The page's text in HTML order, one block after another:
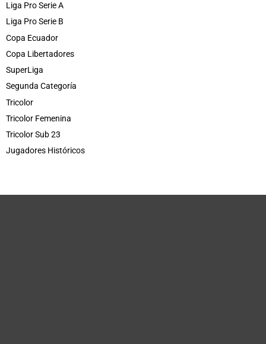
Liga Pro Serie A
Liga Pro Serie B
Copa Ecuador
Copa Libertadores
SuperLiga
Segunda Categoría
Tricolor
Tricolor Femenina
Tricolor Sub 23
Jugadores Históricos